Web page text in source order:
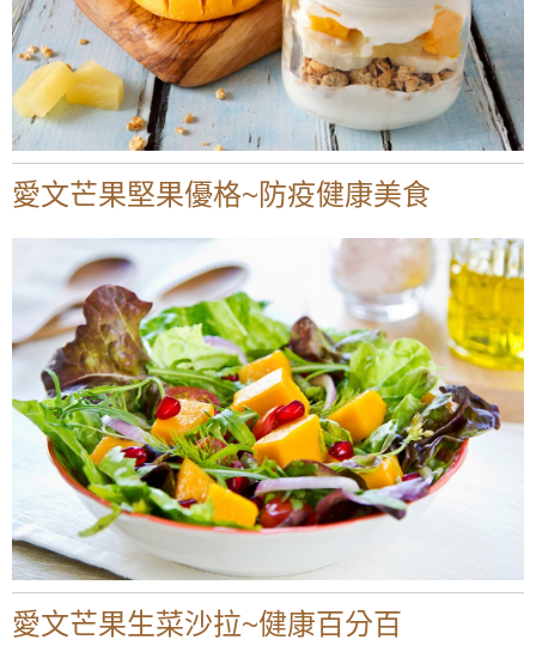
愛文芒果堅果優格~防疫健康美食
愛文芒果生菜沙拉~健康百分百